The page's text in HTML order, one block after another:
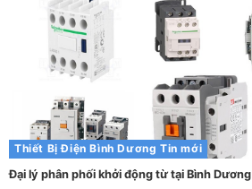
Thiết Bị Điện Bình Dương Tin mới
Đại lý phân phối khởi động từ tại Bình Dương